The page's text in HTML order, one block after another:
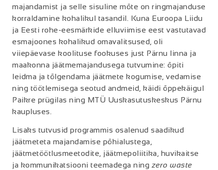
majandamist ja selle sisuline mõte on ringmajanduse
korraldamine kohalikul tasandil. Kuna Euroopa Liidu
ja Eesti rohe-eesmärkide elluviimise eest vastutavad
esmajoones kohalikud omavalitsused, oli
viiepäevase koolituse fookuses just Pärnu linna ja
maakonna jäätmemajandusega tutvumine: õpiti
leidma ja tõlgendama jäätmete kogumise, vedamise
ning töötlemisega seotud andmeid, käidi õppekäigul
Paikre prügilas ning MTÜ Uuskasutuskeskus Pärnu
kaupluses.
Lisaks tutvusid programmis osalenud saadikud
jäätmeteta majandamise põhialustega,
jäätmetöötlusmeetodite, jäätmepoliitika, huvikaitse
ja kommunikatsiooni teemadega ningzero waste